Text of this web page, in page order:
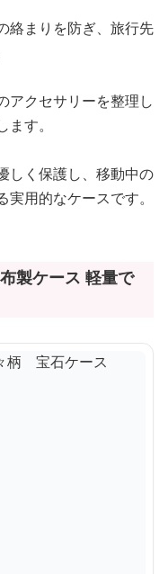
絡まりを防ぎ、旅行先
アクセサリーを整理し
す。
しく保護し、移動中の
用的なケースです。
製ケース 軽量で